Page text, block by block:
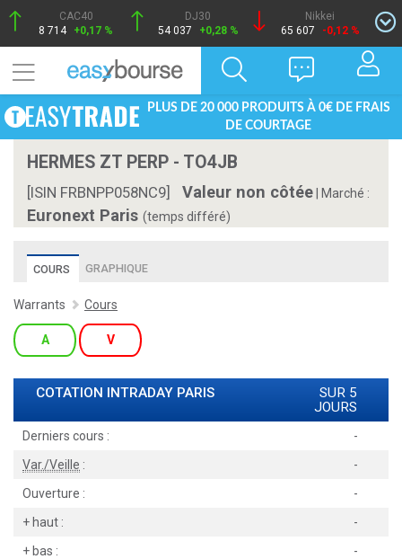
CAC40
8 714 +0,17 %
DJ30
54 037
+0,28 %
Nikkei
65 607
-0,12 %
PLUS DE 20 000 PRODUITS À 0€ DE FRAIS
DE COURTAGE
HERMES ZT PERP - TO4JB
[ISIN FRBNPP058NC9] Valeur non côtée Marché :
Euronext Paris (temps différé)
COURS GRAPHIQUE
Warrants Cours
A V
COTATION INTRADAY PARIS
SUR 5
JOURS
Derniers cours :
-
Var./Veille :
-
Ouverture :
-
+ haut :
-
+ bas :
-